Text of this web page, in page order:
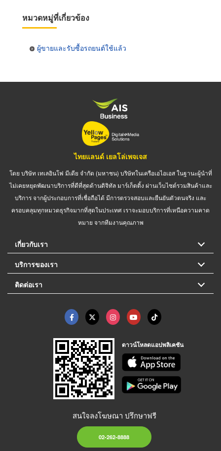
หมวดหมู่ที่เกี่ยวข้อง
ผู้ขายและรับซื้อรถยนต์ใช้แล้ว
ไทยแลนด์ เยลโล่เพจเจส
โดย บริษัท เทเลอินโฟ มีเดีย จำกัด (มหาชน) บริษัทในเครือเอไอเอส ในฐานะผู้นำที่
ไม่เคยหยุดพัฒนาบริการที่ดีที่สุดด้านดิจิทัล มาร์เก็ตติ้ง ผ่านเว็บไซต์รวมสินค้าและ
บริการ จากผู้ประกอบการที่เชื่อถือได้ มีการตรวจสอบและยืนยันตัวตนจริง และ
ครอบคลุมทุกหมวดธุรกิจมากที่สุดในประเทศ เราจะมอบบริการที่เหนือความคาด
หมาย จากทีมงานคุณภาพ
เกี่ยวกับเรา
บริการของเรา
ติดต่อเรา
ดาวน์โหลดแอปพลิเคชัน
สนใจลงโฆษณา ปรึกษาฟรี
02-262-8888